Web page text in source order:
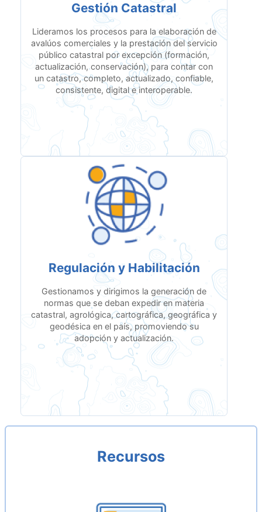
Gestión Catastral
Lideramos los procesos para la elaboración de
avalúos comerciales y la prestación del servicio
público catastral por excepción (formación,
actualización, conservación), para contar con
un catastro, completo, actualizado, confiable,
consistente, digital e interoperable.
Regulación y Habilitación
Gestionamos y dirigimos la generación de
normas que se deban expedir en materia
catastral, agrológica, cartográfica, geográfica y
geodésica en el país, promoviendo su
adopción y actualización.
Recursos